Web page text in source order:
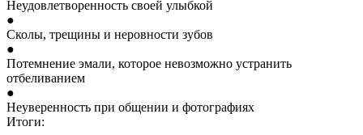
Неудовлетворенность своей улыбкой
●
Сколы, трещины и неровности зубов
●
Потемнение эмали, которое невозможно устранить
отбеливанием
●
Неуверенность при общении и фотографиях
Итоги: